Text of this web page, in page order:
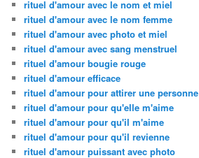
rituel d'amour avec le nom et miel
rituel d'amour avec le nom femme
rituel d'amour avec photo et miel
rituel d'amour avec sang menstruel
rituel d'amour bougie rouge
rituel d'amour efficace
rituel d'amour pour attirer une personne
rituel d'amour pour qu'elle m'aime
rituel d'amour pour qu'il m'aime
rituel d'amour pour qu'il revienne
rituel d'amour puissant avec photo